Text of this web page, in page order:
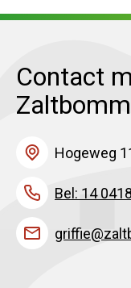
Contact
Hogeweg
Bel: 14 0418